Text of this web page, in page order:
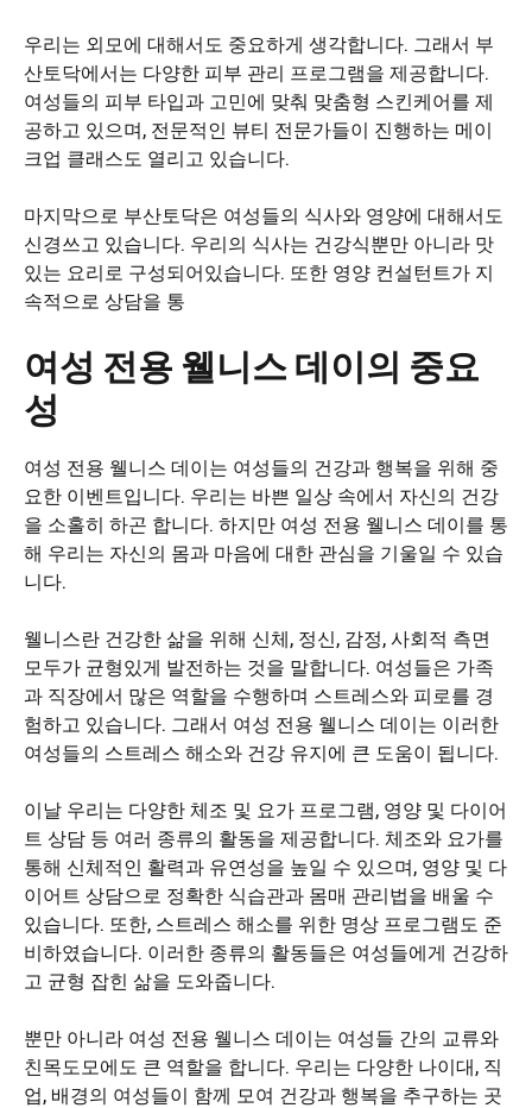
우리는 외모에 대해서도 중요하게 생각합니다. 그래서 부
산토닥에서는 다양한 피부 관리 프로그램을 제공합니다.
여성들의 피부 타입과 고민에 맞춰 맞춤형 스킨케어를 제
공하고 있으며, 전문적인 뷰티 전문가들이 진행하는 메이
크업 클래스도 열리고 있습니다.
마지막으로 부산토닥은 여성들의 식사와 영양에 대해서도
신경쓰고 있습니다. 우리의 식사는 건강식뿐만 아니라 맛
있는 요리로 구성되어있습니다. 또한 영양 컨설턴트가 지
속적으로 상담을 통
여성 전용 웰니스 데이의 중요
성
여성 전용 웰니스 데이는 여성들의 건강과 행복을 위해 중
요한 이벤트입니다. 우리는 바쁜 일상 속에서 자신의 건강
을 소홀히 하곤 합니다. 하지만 여성 전용 웰니스 데이를 통
해 우리는 자신의 몸과 마음에 대한 관심을 기울일 수 있습
니다.
웰니스란 건강한 삶을 위해 신체, 정신, 감정, 사회적 측면
모두가 균형있게 발전하는 것을 말합니다. 여성들은 가족
과 직장에서 많은 역할을 수행하며 스트레스와 피로를 경
험하고 있습니다. 그래서 여성 전용 웰니스 데이는 이러한
여성들의 스트레스 해소와 건강 유지에 큰 도움이 됩니다.
이날 우리는 다양한 체조 및 요가 프로그램, 영양 및 다이어
트 상담 등 여러 종류의 활동을 제공합니다. 체조와 요가를
통해 신체적인 활력과 유연성을 높일 수 있으며, 영양 및 다
이어트 상담으로 정확한 식습관과 몸매 관리법을 배울 수
있습니다. 또한, 스트레스 해소를 위한 명상 프로그램도 준
비하였습니다. 이러한 종류의 활동들은 여성들에게 건강하
고 균형 잡힌 삶을 도와줍니다.
뿐만 아니라 여성 전용 웰니스 데이는 여성들 간의 교류와
친목도모에도 큰 역할을 합니다. 우리는 다양한 나이대, 직
업, 배경의 여성들이 함께 모여 건강과 행복을 추구하는 곳